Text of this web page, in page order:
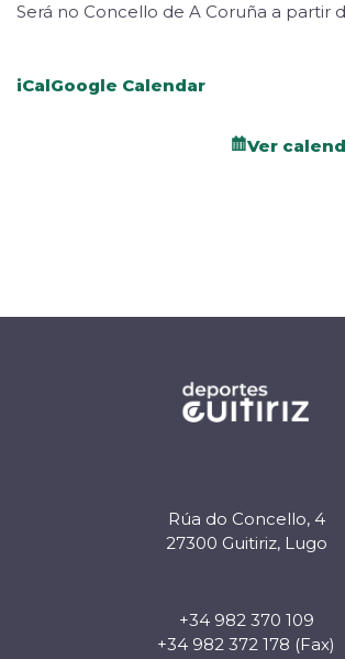
Será no Concello de A Coruña a partir
iCalGoogle Calendar
Ver
Rúa do Concello, 4
27300 Guitiriz, Lugo
+34 982 370 109
+34 982 372 178 (Fax)